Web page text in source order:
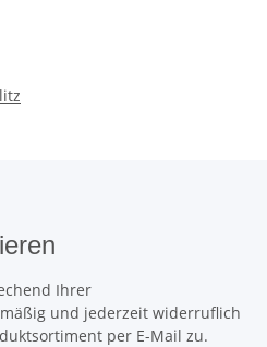
Ihrer
und jederzeit widerruflich
per E-Mail zu.